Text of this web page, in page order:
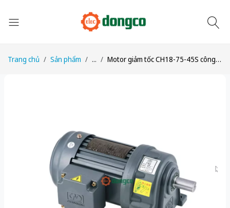
Trang chủ Sản phẩm ... Motor giảm tốc CH18-75-45S công suất 1/10HP (75W) tỉ số truyền 1/45